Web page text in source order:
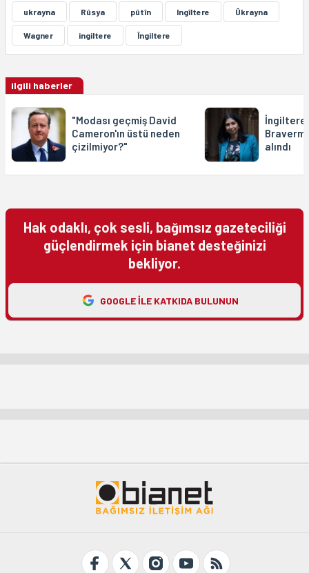
ukrayna Rûsya pûtîn Ingîltere Ûkrayna
Wagner ingiltere Îngiltere
ilgili haberler
"Modası geçmiş David
Cameron'ın üstü neden
çizilmiyor?"
İngiltere
alındı
Hak odaklı, çok sesli, bağımsız gazeteciliği
güçlendirmek için bianet desteğinizi
bekliyor.
GOOGLE ILE KATKIDA BULUNUN